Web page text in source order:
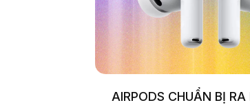
AIRPODS CHUẨN BỊ